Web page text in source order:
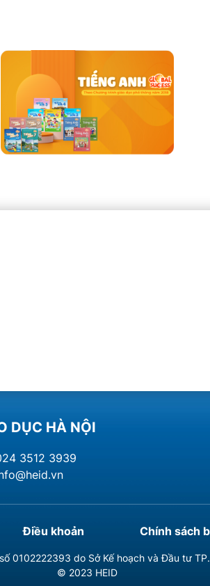
DỤC HÀ NỘI
3512 3939
Điều khoản Chính sách
0102222393 do Sở Kế hoạch và Đầu tư
© 2023 HEID